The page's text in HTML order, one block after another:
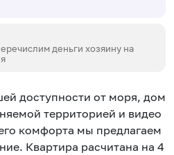
деньги хозяину на
доступности от моря, дом
территорией и видео
комфорта мы предлагаем
Квартира расчитана на 4